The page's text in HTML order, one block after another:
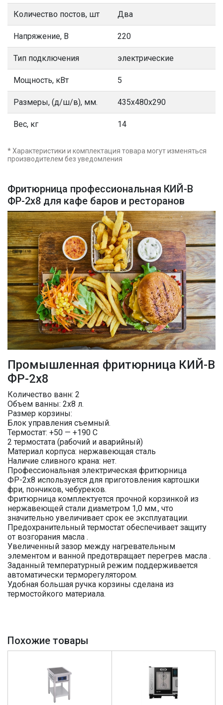
Фритюрница профессиональная КИЙ-В
ФР-2х8 для кафе баров и ресторанов
Промышленная фритюрница КИЙ-В
ФР-2х8
Количество ванн: 2
Объем ванны: 2х8 л.
Размер корзины:
Блок управления съемный.
Термостат: +50 — +190 С
2 термостата (рабочий и аварийный)
Материал корпуса: нержавеющая сталь
Наличие сливного крана: нет.
Профессиональная электрическая фритюрница
ФР-2х8 используется для приготовления картошки
фри, пончиков, чебуреков.
Фритюрница комплектуется прочной корзинкой из
нержавеющей стали диаметром 1,0 мм., что
значительно увеличивает срок ее эксплуатации.
Предохранительный термостат обеспечивает защиту
от возгорания масла .
Увеличенный зазор между нагревательным
элементом и ванной предотвращает перегрев масла .
Заданный температурный режим поддерживается
автоматически терморегулятором.
Удобная большая ручка корзины сделана из
термостойкого материала.
Количество постов, шт Два
Напряжение, В 220
Тип подключения электрические
Мощность, кВт 5
Размеры, (д/ш/в), мм. 435х480х290
Вес, кг 14
* Характеристики и комплектация товара могут изменяться
производителем без уведомления
Похожие товары